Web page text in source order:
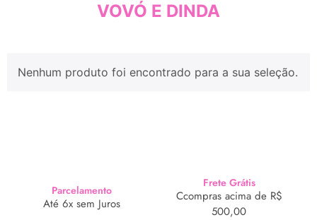
VOVÓ E DINDA
Nenhum produto foi encontrado para a sua seleção.
Parcelamento
Até 6x sem Juros
Frete Grátis
Ccompras acima de R$
500,00